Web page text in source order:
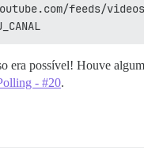
feeds/
era possível! Houve
- #20.